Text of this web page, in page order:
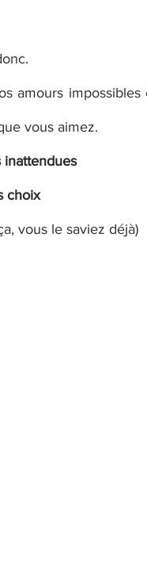
amours impossibles
vous aimez.
inattendues
choix
vous le saviez déjà)